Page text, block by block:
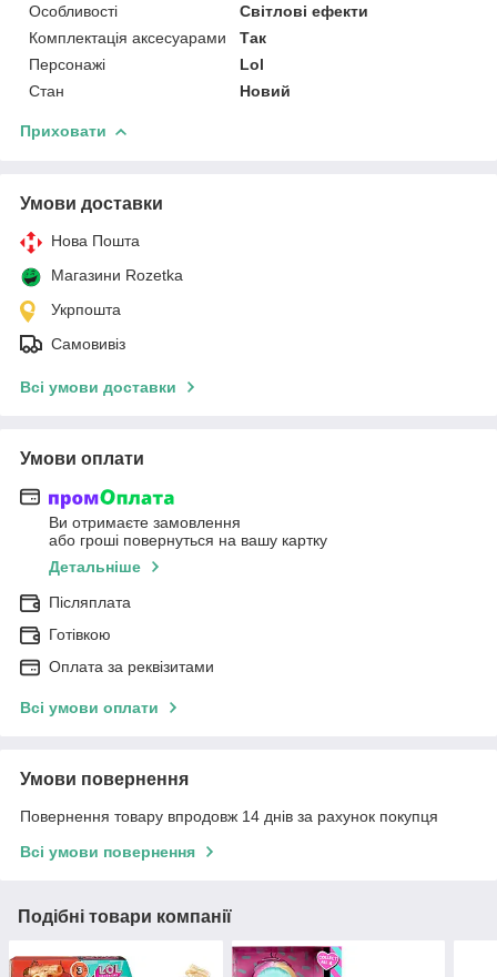
Особливості
Світлові ефекти
Комплектація аксесуарами
Так
Персонажі
Lol
Стан
Новий
Приховати
Умови доставки
Нова Пошта
Магазини Rozetka
Укрпошта
Самовивіз
Всі умови доставки
Умови оплати
Ви отримаєте замовлення
або гроші повернуться на вашу картку
Детальніше
Післяплата
Готівкою
Оплата за реквізитами
Всі умови оплати
Умови повернення
Повернення товару впродовж 14 днів за рахунок покупця
Всі умови повернення
Подібні товари компанії